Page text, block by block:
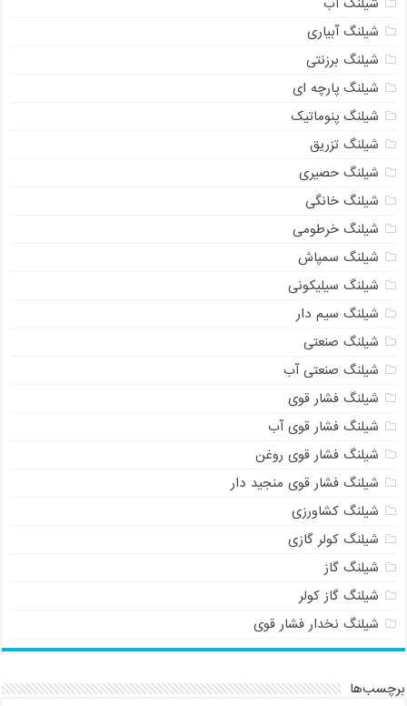
شیلنگ آبیاری
شیلنگ برزنتی
شیلنگ پارچه ای
شیلنگ پنوماتیک
شیلنگ تزریق
شیلنگ حصیری
شیلنگ خانگی
شیلنگ خرطومی
شیلنگ سمپاش
شیلنگ سیلیکونی
شیلنگ سیم دار
شیلنگ صنعتی
شیلنگ صنعتی آب
شیلنگ فشار قوی
شیلنگ فشار قوی آب
شیلنگ فشار قوی روغن
شیلنگ فشار قوی منجید دار
شیلنگ کشاورزی
شیلنگ کولر گازی
شیلنگ گاز
شیلنگ گاز کولر
شیلنگ نخدار فشار قوی
برچسب‌ها